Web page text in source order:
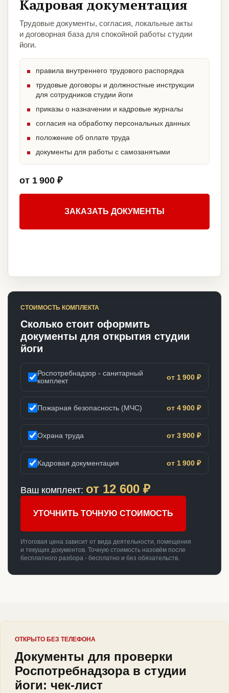
Кадровая документация
Трудовые документы, согласия, локальные акты
и договорная база для спокойной работы студии
йоги.
правила внутреннего трудового распорядка
трудовые договоры и должностные инструкции
для сотрудников студии йоги
приказы о назначении и кадровые журналы
согласия на обработку персональных данных
положение об оплате труда
документы для работы с самозанятыми
от 1 900 ₽
ЗАКАЗАТЬ ДОКУМЕНТЫ
СТОИМОСТЬ КОМПЛЕКТА
Сколько стоит оформить
документы для открытия студии
йоги
Роспотребнадзор - санитарный
комплект
от 1 900 ₽
Пожарная безопасность (МЧС) от 4 900 ₽
Охрана труда от 3 900 ₽
Кадровая документация от 1 900 ₽
Ваш комплект: от 12 600 ₽
УТОЧНИТЬ ТОЧНУЮ СТОИМОСТЬ
Итоговая цена зависит от вида деятельности, помещения
и текущих документов. Точную стоимость назовём после
бесплатного разбора - бесплатно и без обязательств.
ОТКРЫТО БЕЗ ТЕЛЕФОНА
Документы для проверки
Роспотребнадзора в студии
йоги: чек-лист